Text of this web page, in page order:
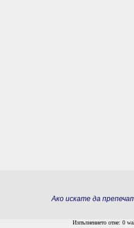
Ако искате да
Изпълнението отне: 0